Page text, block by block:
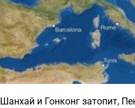
Шанхай и Гонконг затопит,